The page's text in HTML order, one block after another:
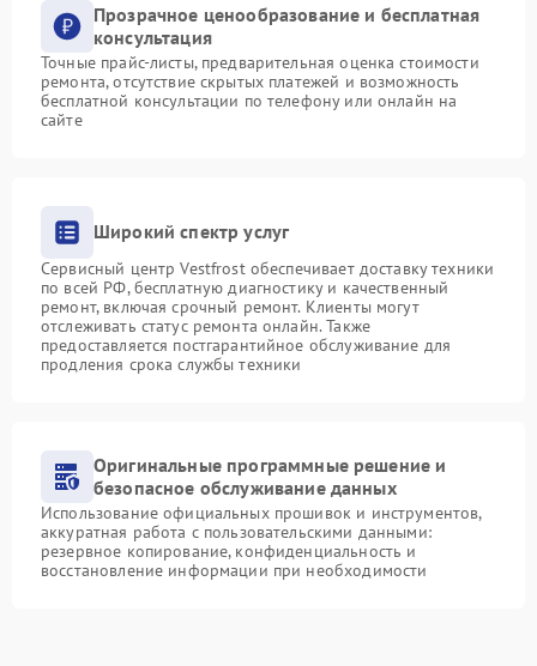
Прозрачное ценообразование и бесплатная
консультация
Точные прайс-листы, предварительная оценка стоимости
ремонта, отсутствие скрытых платежей и возможность
бесплатной консультации по телефону или онлайн на
сайте
Широкий спектр услуг
Сервисный центр Vestfrost обеспечивает доставку техники
по всей РФ, бесплатную диагностику и качественный
ремонт, включая срочный ремонт. Клиенты могут
отслеживать статус ремонта онлайн. Также
предоставляется постгарантийное обслуживание для
продления срока службы техники
Оригинальные программные решение и
безопасное обслуживание данных
Использование официальных прошивок и инструментов,
аккуратная работа с пользовательскими данными:
резервное копирование, конфиденциальность и
восстановление информации при необходимости